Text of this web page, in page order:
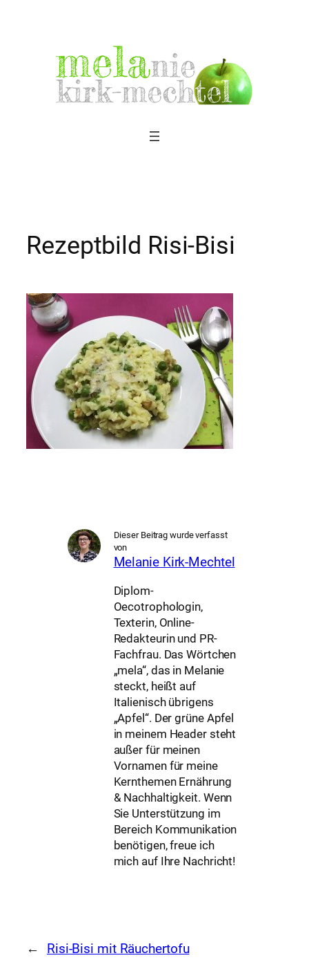
Rezeptbild Risi-Bisi
Dieser Beitrag wurde verfasst
von
Melanie Kirk-Mechtel
Diplom-
Oecotrophologin,
Texterin, Online-
Redakteurin und PR-
Fachfrau. Das Wörtchen
„mela“, das in Melanie
steckt, heißt auf
Italienisch übrigens
„Apfel“. Der grüne Apfel
in meinem Header steht
außer für meinen
Vornamen für meine
Kernthemen Ernährung
& Nachhaltigkeit. Wenn
Sie Unterstützung im
Bereich Kommunikation
benötigen, freue ich
mich auf Ihre Nachricht!
← Risi-Bisi mit Räuchertofu